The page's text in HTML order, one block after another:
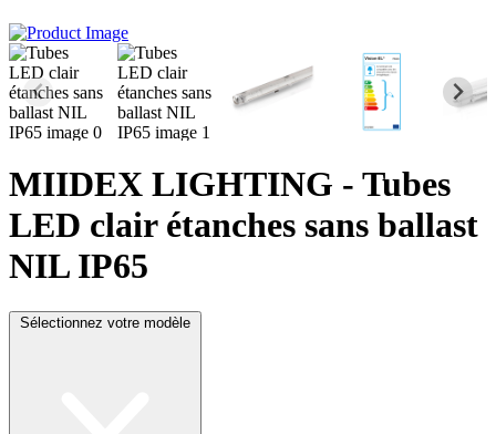
MIIDEX LIGHTING - Tubes
LED clair étanches sans ballast
NIL IP65
Sélectionnez votre modèle